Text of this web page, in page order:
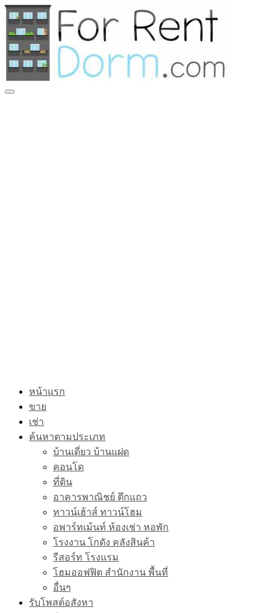
หน้าแรก
ขาย
เช่า
ค้นหาตามประเภท
บ้านเดี่ยว บ้านแฝด
คอนโด
ที่ดิน
อาคารพาณิชย์ ตึกแถว
ทาวน์เฮ้าส์ ทาวน์โฮม
อพาร์ทเม้นท์ ห้องเช่า หอพัก
โรงงาน โกดัง คลังสินค้า
รีสอร์ท โรงแรม
โฮมออฟฟิต สำนักงาน พื้นที่
อื่นๆ
รับโพสต์อสังหา